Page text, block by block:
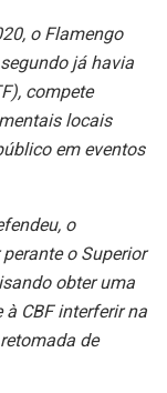
o Flamengo
já havia
compete
locais
em eventos
o
o Superior
obter uma
à CBF interferir na
de